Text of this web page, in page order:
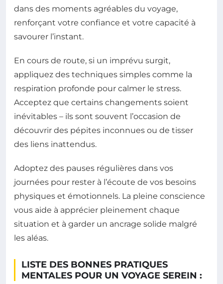
dans des moments agréables du voyage,
renforçant votre confiance et votre capacité à
savourer l’instant.
En cours de route, si un imprévu surgit,
appliquez des techniques simples comme la
respiration profonde pour calmer le stress.
Acceptez que certains changements soient
inévitables – ils sont souvent l’occasion de
découvrir des pépites inconnues ou de tisser
des liens inattendus.
Adoptez des pauses régulières dans vos
journées pour rester à l’écoute de vos besoins
physiques et émotionnels. La pleine conscience
vous aide à apprécier pleinement chaque
situation et à garder un ancrage solide malgré
les aléas.
LISTE DES BONNES PRATIQUES
MENTALES POUR UN VOYAGE SEREIN :